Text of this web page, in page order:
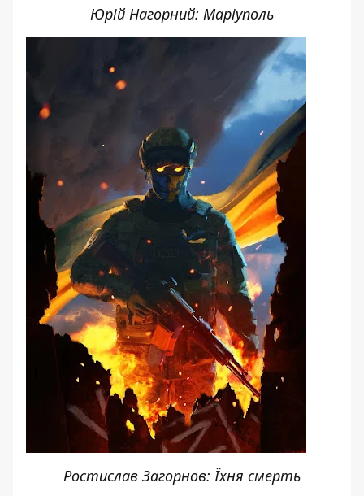
Юрій Нагорний: Маріуполь
Ростислав Загорнов: Їхня смерть